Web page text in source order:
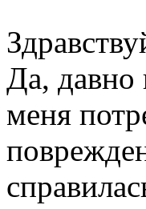
Да, давно
меня